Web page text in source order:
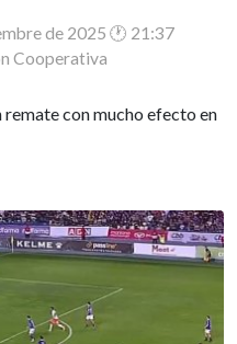
de 2025 🕐 21:37
Cooperativa
remate con mucho efecto en